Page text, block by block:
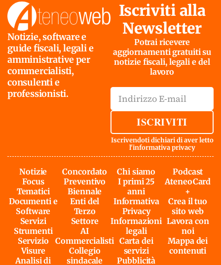
Notizie, software e
guide fiscali, legali e
amministrative per
commercialisti,
consulenti e
professionisti.
Iscriviti alla
Newsletter
Potrai ricevere
aggiornamenti gratuiti su
notizie fiscali, legali e del
lavoro
ISCRIVITI
Iscrivendoti dichiari di aver letto
l'informativa privacy
Notizie
Focus
Tematici
Documenti e
Software
Servizi
Strumenti
Servizio
Visure
Analisi di
Concordato
Preventivo
Biennale
Enti del
Terzo
Settore
AI
Commercialisti
Collegio
sindacale
Chi siamo
I primi 25
anni
Informativa
Privacy
Informazioni
legali
Carta dei
servizi
Pubblicità
Podcast
AteneoCard
+
Crea il tuo
sito web
Lavora con
noi
Mappa dei
contenuti